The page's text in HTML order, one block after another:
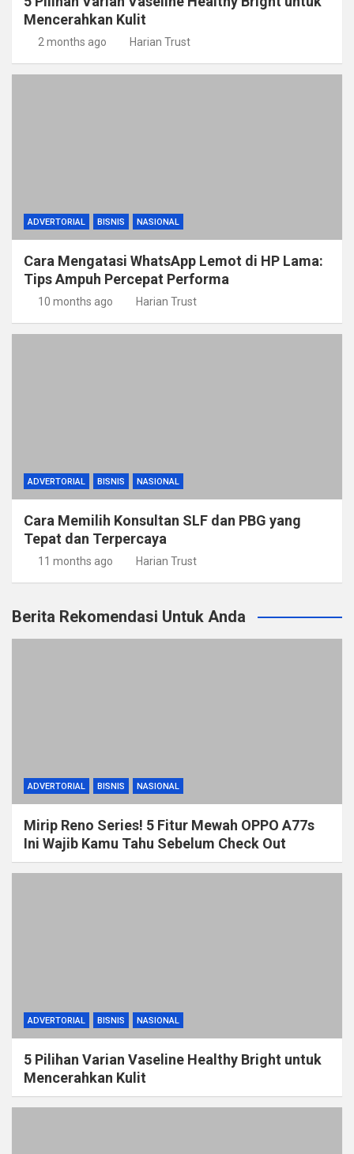
Mencerahkan Kulit
2 months ago Harian Trust
ADVERTORIAL BISNIS NASIONAL
Cara Mengatasi WhatsApp Lemot di HP Lama:
Tips Ampuh Percepat Performa
10 months ago Harian Trust
ADVERTORIAL BISNIS NASIONAL
Cara Memilih Konsultan SLF dan PBG yang
Tepat dan Terpercaya
11 months ago Harian Trust
Berita Rekomendasi Untuk Anda
ADVERTORIAL BISNIS NASIONAL
Mirip Reno Series! 5 Fitur Mewah OPPO A77s
Ini Wajib Kamu Tahu Sebelum Check Out
ADVERTORIAL BISNIS NASIONAL
5 Pilihan Varian Vaseline Healthy Bright untuk
Mencerahkan Kulit